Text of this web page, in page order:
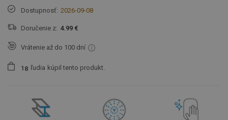
Dostupnosť: 2026-09-08
Doručenie z: 4.99 €
Vrátenie až do 100 dní
1 8 ľudia kúpil tento produkt.